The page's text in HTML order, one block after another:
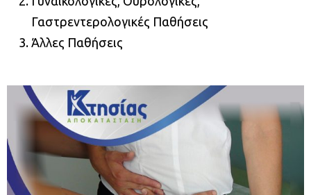
Γαστρεντερολογικές Παθήσεις
Άλλες Παθήσεις